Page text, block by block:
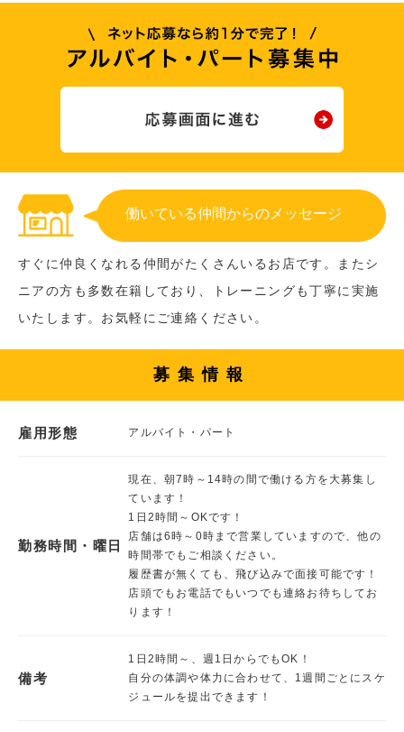
働いている仲間からのメッセージ
すぐに仲良くなれる仲間がたくさんいるお店です。またシ
ニアの方も多数在籍しており、トレーニングも丁寧に実施
いたします。お気軽にご連絡ください。
募集情報
雇用形態 アルバイト・パート
勤務時間・曜日
現在、朝7時～14時の間で働ける方を大募集し
ています！
1日2時間～OKです！
店舗は6時～0時まで営業していますので、他の
時間帯でもご相談ください。
履歴書が無くても、飛び込みで面接可能です！
店頭でもお電話でもいつでも連絡お待ちしてお
ります！
備考
1日2時間～、週1日からでもOK！
自分の体調や体力に合わせて、1週間ごとにスケ
ジュールを提出できます！